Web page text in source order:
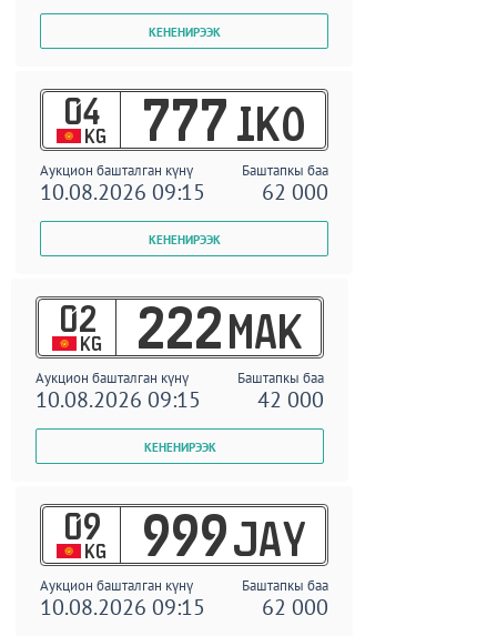
04
KG 777 IKO
Аукцион башталган күнү Баштапкы баа
10.08.2026 09:15 62 000
02
KG 222 MAK
Аукцион башталган күнү Баштапкы баа
10.08.2026 09:15 42 000
09
KG 999 JAY
Аукцион башталган күнү Баштапкы баа
10.08.2026 09:15 62 000